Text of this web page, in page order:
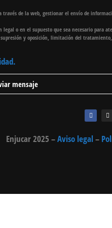
de la web, gestionar el envío de
o en el supuesto que sea necesario para
supresión y oposición, limitación del
mensaje
Enjucar 2025 –Aviso legal–